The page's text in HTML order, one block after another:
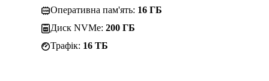
Оперативна пам'ять: 16 ГБ
Диск NVMe: 200 ГБ
Трафік: 16 TБ